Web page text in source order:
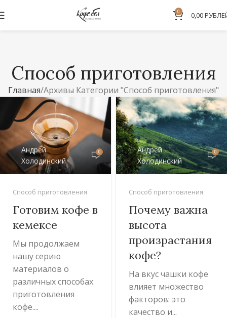
0 0,00
Способ приготовления
Главная Архивы Категории "Способ приготовления"
Андрей
Холодинский
0
Способ приготовления
Готовим кофе в
кемексе
Мы продолжаем
нашу серию
материалов о
различных способах
приготовления
кофе....
Андрей
Холодинский
0
Способ приготовления
Почему важна
высота
произрастания
кофе?
На вкус чашки кофе
влияет множество
факторов: это
качество и...